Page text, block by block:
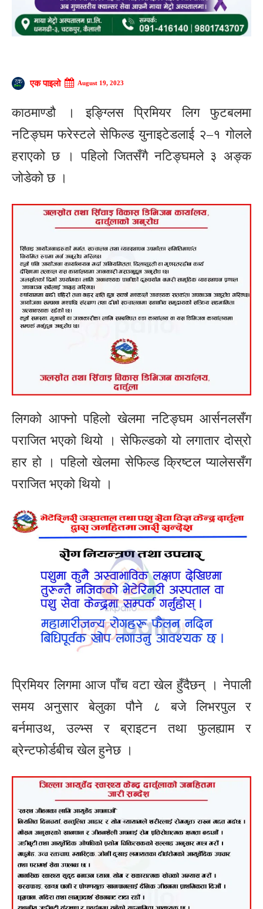
एक पाइलो August 19, 2023
काठमाण्डौ । इङ्ग्लिस प्रिमियर लिग फुटबलमा
नटिङ्घम फरेस्टले सेफिल्ड युनाइटेडलाई २–१ गोलले
हराएको छ । पहिलो जितसँगै नटिङ्घमले ३ अङ्क
जोडेको छ ।
लिगको आफ्नो पहिलो खेलमा नटिङ्घम आर्सनलसँग
पराजित भएको थियो । सेफिल्डको यो लगातार दोस्रो
हार हो । पहिलो खेलमा सेफिल्ड क्रिष्टल प्यालेससँग
पराजित भएको थियो ।
प्रिमियर लिगमा आज पाँच वटा खेल हुँदैछन् । नेपाली
समय अनुसार बेलुका पौने ८ बजे लिभरपुल र
बर्नमाउथ, उल्भ्स र ब्राइटन तथा फुलह्याम र
ब्रेन्टफोर्डबीच खेल हुनेछ ।